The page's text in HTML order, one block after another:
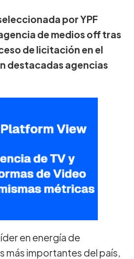
por YPF
de medios off tras
de licitación en el
destacadas agencias
en energía de
más importantes del país,